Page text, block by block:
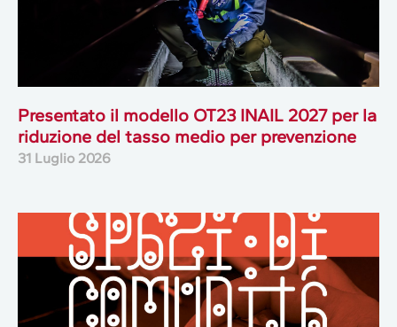
Presentato il modello OT23 INAIL 2027 per la
riduzione del tasso medio per prevenzione
31 Luglio 2026